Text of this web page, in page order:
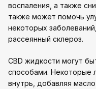
воспаления, а также
также может помочь
некоторых
рассеянный склероз.
CBD жидкости могут
способами. Некоторые
внутрь, добавляя